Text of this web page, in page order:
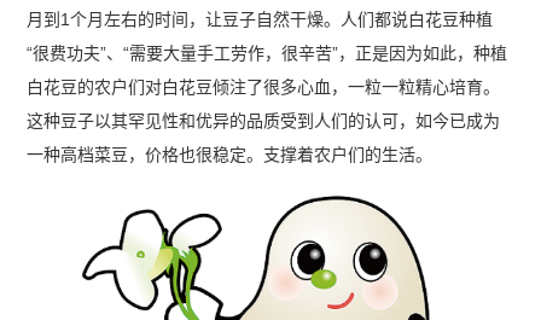
月到1个月左右的时间，让豆子自然干燥。人们都说白花豆种植
“很费功夫”、“需要大量手工劳作，很辛苦”，正是因为如此，种植
白花豆的农户们对白花豆倾注了很多心血，一粒一粒精心培育。
这种豆子以其罕见性和优异的品质受到人们的认可，如今已成为
一种高档菜豆，价格也很稳定。支撑着农户们的生活。